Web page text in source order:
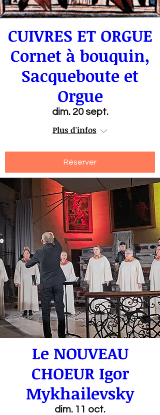
CUIVRES ET ORGUE
Cornet à bouquin,
Sacqueboute et
Orgue
dim. 20 sept.
Plus d'infos
Réserver
Le NOUVEAU
CHOEUR Igor
Mykhailevsky
dim. 11 oct.